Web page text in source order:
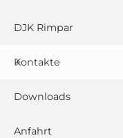
EURE
DJK Rimpar
Kontakte
Downloads
Anfahrt